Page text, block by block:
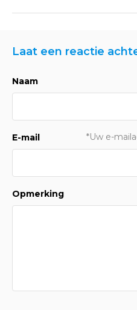
Laat een reactie
Naam
E-mail *Uw e-
Opmerking